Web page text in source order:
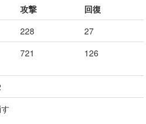
攻撃
回復
228
27
721 126